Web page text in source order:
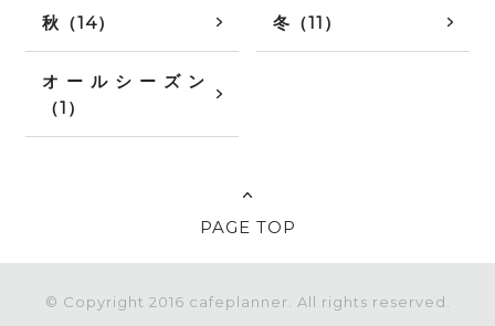
秋（14） 冬（11）
オールシーズン
（1）
PAGE TOP
© Copyright 2016 cafeplanner. All rights reserved.